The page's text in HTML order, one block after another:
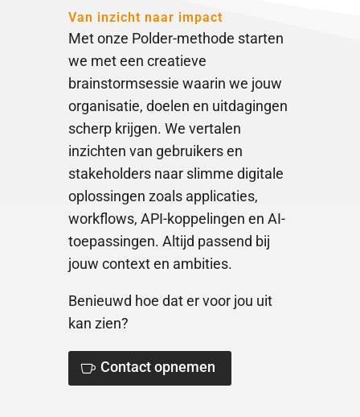
Van inzicht naar impact
Met onze Polder-methode starten
we met een creatieve
brainstormsessie waarin we jouw
organisatie, doelen en uitdagingen
scherp krijgen. We vertalen
inzichten van gebruikers en
stakeholders naar slimme digitale
oplossingen zoals applicaties,
workflows, API-koppelingen en AI-
toepassingen. Altijd passend bij
jouw context en ambities.
Benieuwd hoe dat er voor jou uit
kan zien?
Contact opnemen